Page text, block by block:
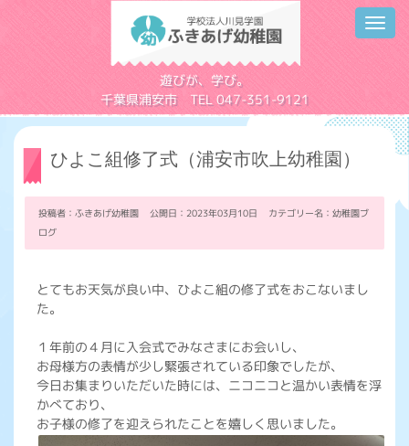
遊びが、学び。
千葉県浦安市 TEL 047-351-9121
ひよこ組修了式（浦安市吹上幼稚園）
投稿者：ふきあげ幼稚園 公開日：2023年03月10日 カテゴリー名： 幼稚園ブ
ログ
とてもお天気が良い中、ひよこ組の修了式をおこないまし
た。
１年前の４月に入会式でみなさまにお会いし、
お母様方の表情が少し緊張されている印象でしたが、
今日お集まりいただいた時には、ニコニコと温かい表情を浮
かべており、
お子様の修了を迎えられたことを嬉しく思いました。